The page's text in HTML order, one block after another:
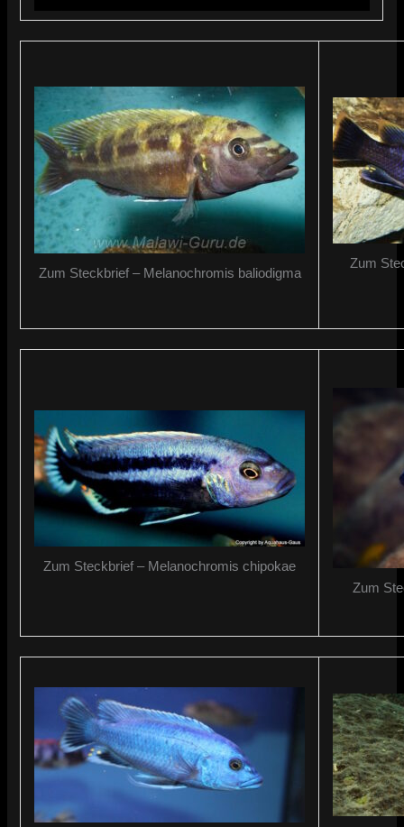
Zum Steckbrief – Melanochromis baliodigma
Zum
Zum Steckbrief – Melanochromis chipokae
Zum